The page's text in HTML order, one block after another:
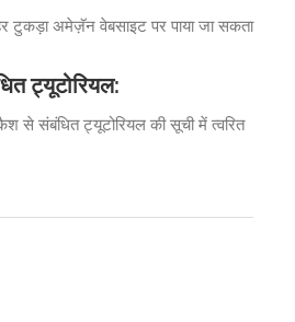
टुकड़ा अमेज़ॅन वेबसाइट पर पाया जा सकता
ट्यूटोरियल:
से संबंधित ट्यूटोरियल की सूची में त्वरित